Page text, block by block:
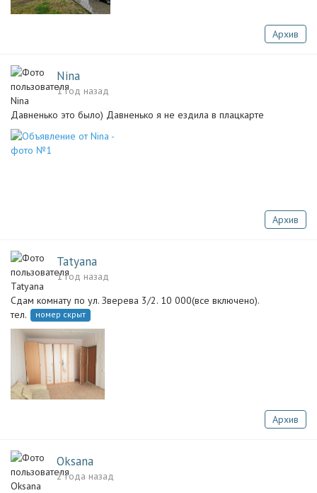
Архив
Nina
1 год назад
Давненько это было) Давненько я не ездила в плацкарте
Архив
Tatyana
1 год назад
Сдам комнату по ул. Зверева 3/2. 10 000(все включено).
тел.
номер скрыт
Архив
Oksana
2 года назад